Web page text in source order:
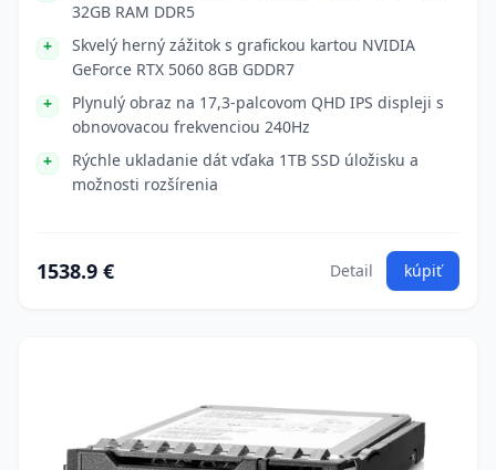
32GB RAM DDR5
Skvelý herný zážitok s grafickou kartou NVIDIA
GeForce RTX 5060 8GB GDDR7
Plynulý obraz na 17,3-palcovom QHD IPS displeji s
obnovovacou frekvenciou 240Hz
Rýchle ukladanie dát vďaka 1TB SSD úložisku a
možnosti rozšírenia
1538.9 € Detail kúpiť